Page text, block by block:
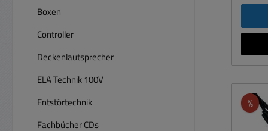
Boxen
Controller
Deckenlautsprecher
ELA Technik 100V
Entstörtechnik
Fachbücher CDs
6x19 FC
%